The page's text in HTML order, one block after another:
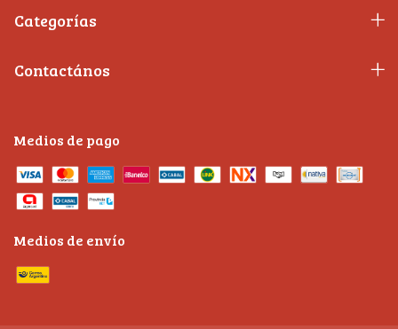
Categorías
Contactános
Medios de pago
Medios de envío